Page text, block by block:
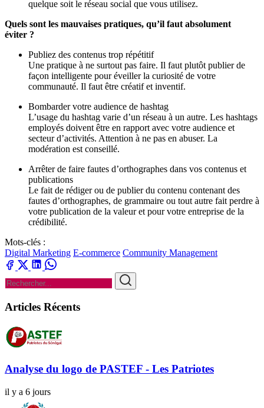
quelque soit le réseau social que vous utilisez.
Quels sont les mauvaises pratiques, qu’il faut absolument
éviter ?
Publiez des contenus trop répétitif
Une pratique à ne surtout pas faire. Il faut plutôt publier de
façon intelligente pour éveiller la curiosité de votre
communauté. Il faut être créatif et inventif.
Bombarder votre audience de hashtag
L’usage du hashtag varie d’un réseau à un autre. Les hashtags
employés doivent être en rapport avec votre audience et
secteur d’activités. Attention à ne pas en abuser. La
modération est conseillé.
Arrêter de faire fautes d’orthographes dans vos contenus et
publications
Le fait de rédiger ou de publier du contenu contenant des
fautes d’orthographes, de grammaire ou tout autre fait perdre à
votre publication de la valeur et pour votre entreprise de la
crédibilité.
Mots-clés :
Digital Marketing E-commerce Community Management
Articles Récents
Analyse du logo de PASTEF - Les Patriotes
il y a 6 jours